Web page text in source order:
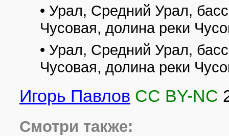
• Урал, Средний Урал,
Чусовая, долина реки
• Урал, Средний Урал,
Чусовая, долина реки
Игорь Павлов CC BY-NC
Смотри также: